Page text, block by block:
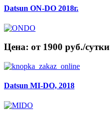
Datsun ON-DO 2018г.
Цена: от 1900 руб./сутки
Datsun MI-DO, 2018